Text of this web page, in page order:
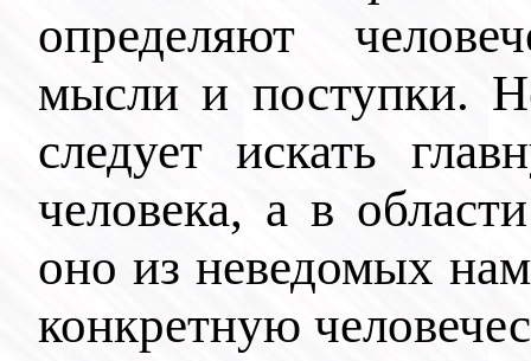
определяют
мысли и поступки.
следует искать
человека, а в
оно из неведомых
конкретную